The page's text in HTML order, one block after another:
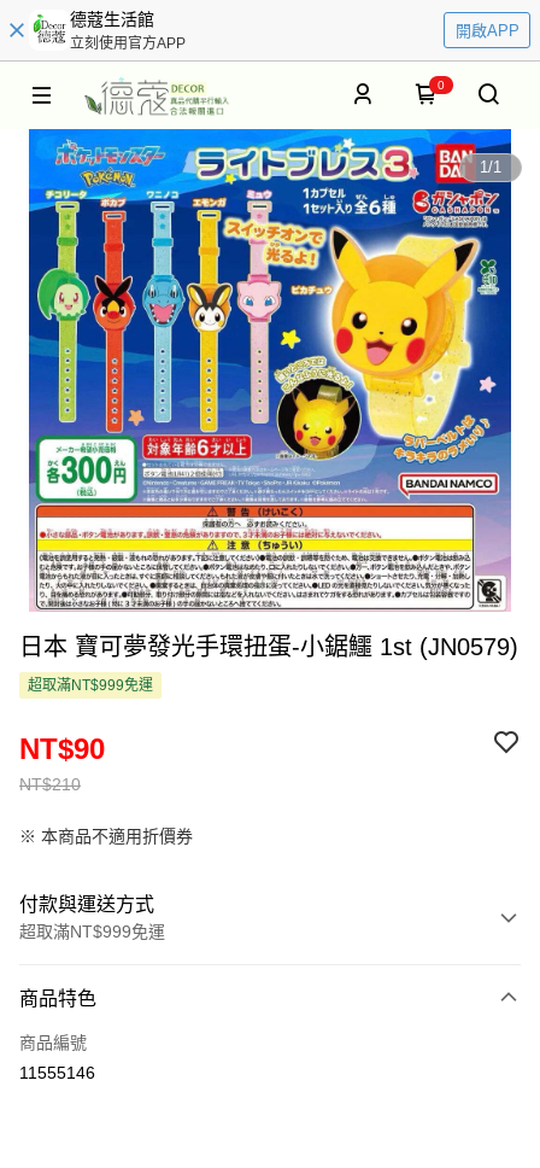
德蔻生活館
立刻使用官方APP
開啟APP
0
1/1
日本 寶可夢發光手環扭蛋-小鋸鱷 1st (JN0579)
超取滿NT$999免運
NT$210
NT$90
※ 本商品不適用折價券
付款與運送方式
超取滿NT$999免運
信用卡一次付款
超商取貨付款
商品特色
商品編號
11555146